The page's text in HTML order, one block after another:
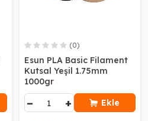
(0)
Esun PLA Basic Filament
Kutsal Yeşil 1.75mm
1000gr
− + Ekle